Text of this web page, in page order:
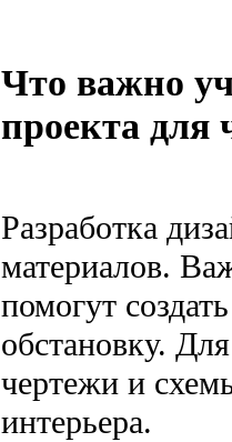
Что важно
проекта для
Разработка
материалов.
помогут
обстановку.
чертежи и
интерьера.